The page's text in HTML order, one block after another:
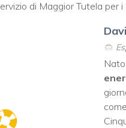
di Maggior Tutela per
come